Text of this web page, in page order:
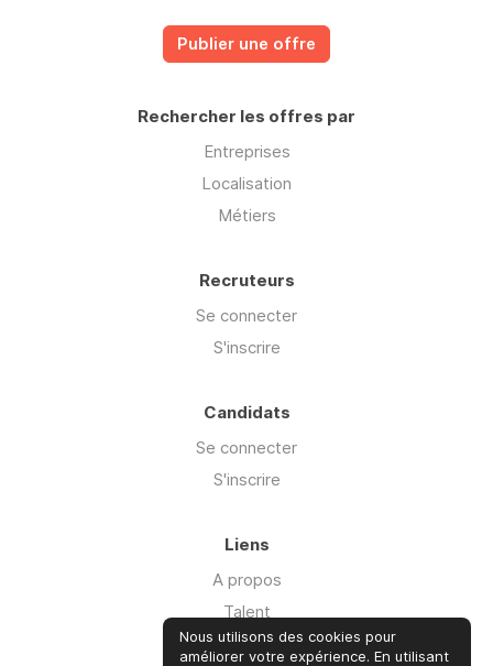
Publier une offre
Rechercher les offres par
Entreprises
Localisation
Métiers
Recruteurs
Se connecter
S'inscrire
Candidats
Se connecter
S'inscrire
Liens
A propos
Talent
Offre Cyber'isk
Nous utilisons des cookies pour
améliorer votre expérience. En utilisant